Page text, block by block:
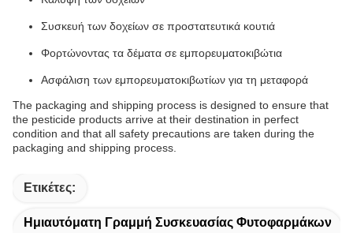
Συσκευή των δοχείων σε προστατευτικά κουτιά
Φορτώνοντας τα δέματα σε εμπορευματοκιβώτια
Ασφάλιση των εμπορευματοκιβωτίων για τη μεταφορά
The packaging and shipping process is designed to ensure that
the pesticide products arrive at their destination in perfect
condition and that all safety precautions are taken during the
packaging and shipping process.
Ετικέτες:
Ημιαυτόματη Γραμμή Συσκευασίας Φυτοφαρμάκων